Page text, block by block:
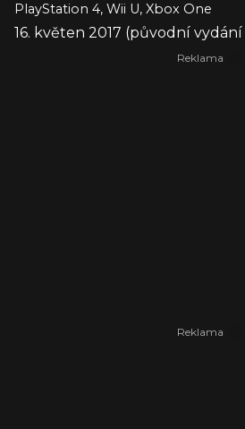
PlayStation 4, Wii U, Xbox One
16. květen 2017 (původní